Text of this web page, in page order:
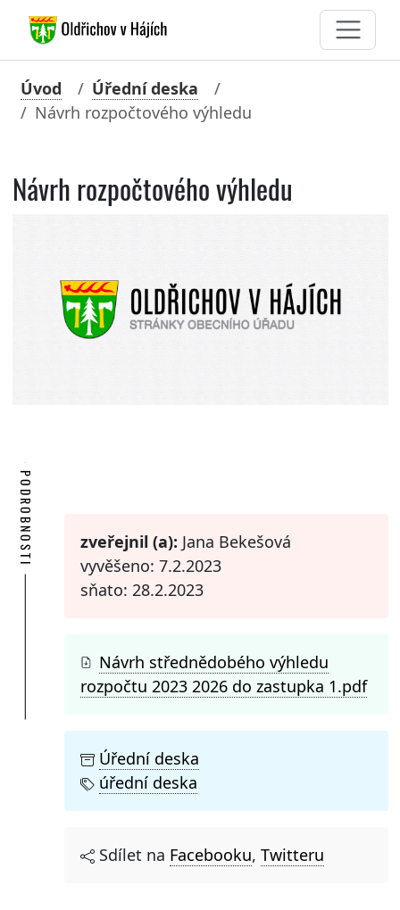
Úvod
Úřední deska
Návrh rozpočtového výhledu
Návrh rozpočtového výhledu
PODROBNOSTI zveřejnil (a): Jana Bekešová
vyvěšeno: 7.2.2023
sňato: 28.2.2023
Návrh střednědobého výhledu
rozpočtu 2023 2026 do zastupka 1.pdf
Úřední deska
úřední deska
Sdílet na Facebooku, Twitteru